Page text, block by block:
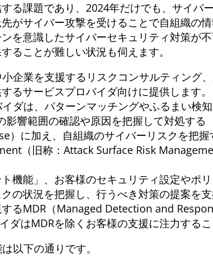
る課題であり、2024年だけでも、サイバ
がサイバー攻撃を受けることで自組織の
を意識したサイバーセキュリティ対策が
ることが難しい状況も伺えます。
企業を支援するリスクコンサルティング
るサービスプロバイダ向けに提供します
ダは、パターンマッチングやふるまい検
響範囲の確認や原因を把握して対処する
に加え、自組織のサイバーリスクを把
（旧称：Attack Surface Risk
機能」、お客様のセキュリティ設定やポ
の状況を把握し、行うべき対策の提案を
るMDR（Managed Detection and
はMDRを除くお客様の支援に注力するこ
以下の通りです。